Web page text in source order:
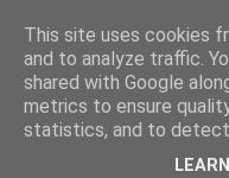
IAGE ::
:: Informática Aplicada a
Universidad de Granada
This site uses cookies
and to analyze traffic.
shared with Google
metrics to ensure
statistics, and to detect